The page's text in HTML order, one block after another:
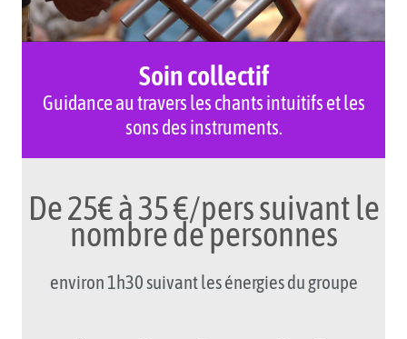
Soin collectif
Guidance au travers les chants intuitifs et les
sons des instruments.
De 25€ à 35 €/pers suivant le
nombre de personnes
environ 1h30 suivant les énergies du groupe